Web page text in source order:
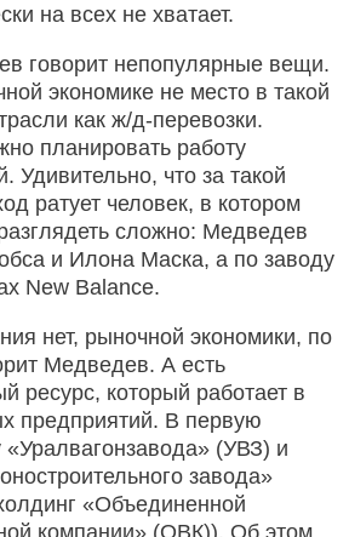
на всех не хватает.
говорит непопулярные вещи.
экономике не место в такой
как ж/д-перевозки.
планировать работу
Удивительно, что за такой
ратует человек, в котором
сложно: Медведев
и Илона Маска, а по заводу
New Balance.
нет, рыночной экономики, по
Медведев. А есть
ресурс, который работает в
предприятий. В первую
«Уралвагонзавода» (УВЗ) и
завода»
«Объединенной
компании» (ОВК)). Об этом